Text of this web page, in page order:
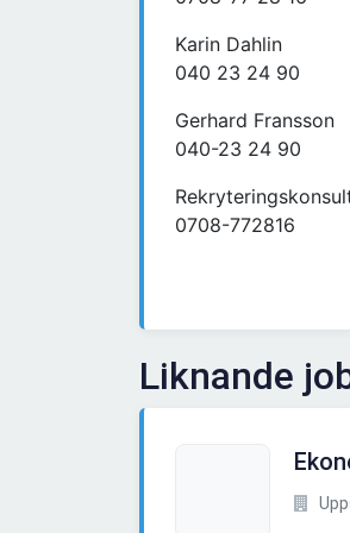
Karin Dahlin
040 23 24 90
Gerhard Fransson
040-23 24 90
0708-772816
Liknande